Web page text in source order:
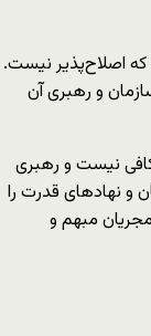
اصلاح‌پذیر نیست.
و رهبری آن
کافی نیست و رهبری
و نهادهای قدرت را
مبهم و